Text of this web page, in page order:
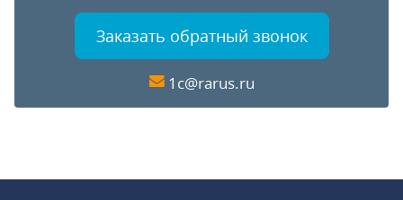
Заказать обратный звонок
1c@rarus.ru